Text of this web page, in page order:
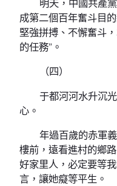
成第二個百年奮斗目
堅強拼搏、不懈奮斗
的任務”。
（四）
于都河河水升沉
心。
年過百歲的赤軍
樓前，遠看進村的鄉
好家里人，必定要等
言，讓她癡等平生。